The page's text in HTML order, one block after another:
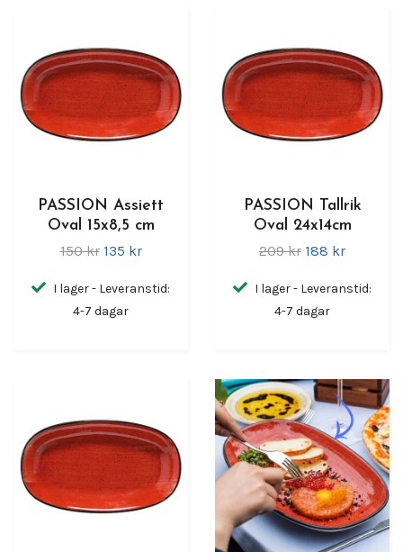
PASSION Assiett
Oval 15x8,5 cm
150 kr 135 kr
I lager - Leveranstid:
4-7 dagar
PASSION Tallrik
Oval 24x14cm
209 kr 188 kr
I lager - Leveranstid:
4-7 dagar